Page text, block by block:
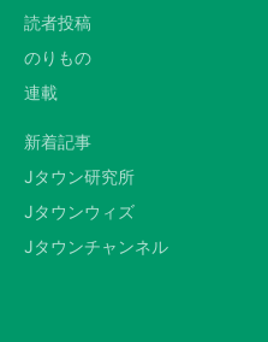
読者投稿
のりもの
連載
新着記事
Jタウン研究所
Jタウンウィズ
Jタウンチャンネル